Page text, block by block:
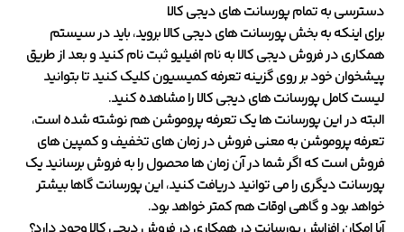
دسترسی به تمام پورسانت های دیجی کالا
برای اینکه به بخش پورسانت های دیجی کالا بروید، باید در سیستم
همکاری در فروش دیجی کالا به نامافیلیوثبت نام کنید و بعد از طریق
پیشخوان خود بر روی گزینه تعرفه کمیسیون کلیک کنید تا بتوانید
لیست کامل پورسانت های دیجی کالا را مشاهده کنید.
البته در این پورسانت ها یک تعرفه پروموشن هم نوشته شده است،
تعرفه پروموشن به معنی فروش در زمان های تخفیف و کمپین های
فروش است که اگر شما در آن زمان ها محصول را به فروش برسانید یک
پورسانت دیگری را می توانید دریافت کنید، این پورسانت گاها بیشتر
خواهد بود و گاهی اوقات هم کمتر خواهد بود.